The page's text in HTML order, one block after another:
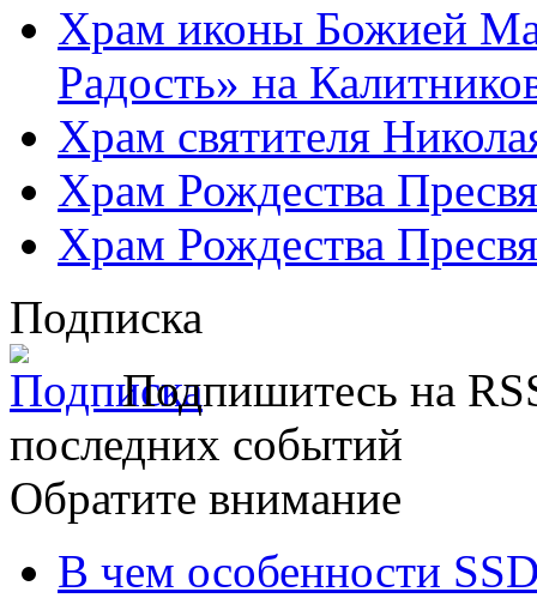
Храм иконы Божией
Радость» на
Храм святителя
Храм Рождества
Храм Рождества
Подписка
Подпишитесь на
последних событий
Обратите внимание
В чем особенности